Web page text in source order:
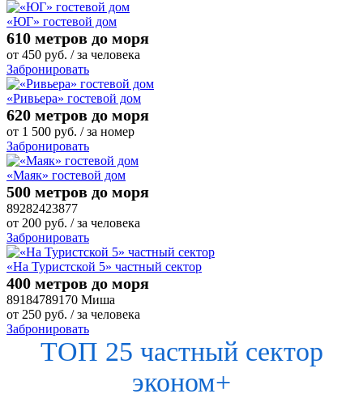
«ЮГ» гостевой дом
610 метров до моря
от 450 руб. / за человека
Забронировать
«Ривьера» гостевой дом
620 метров до моря
от 1 500 руб. / за номер
Забронировать
«Маяк» гостевой дом
500 метров до моря
89282423877
от 200 руб. / за человека
Забронировать
«На Туристской 5» частный сектор
400 метров до моря
89184789170 Миша
от 250 руб. / за человека
Забронировать
ТОП 25 частный сектор
эконом+